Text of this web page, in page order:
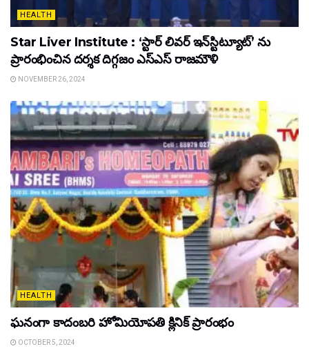
HEALTH
Star Liver Institute : ‘స్టార్ లివర్ ఇన్‌స్టిట్యూట్’ ను
ప్రారంభించిన ద‌ర్శ‌క దిగ్గ‌జం ఎస్ఎస్ రాజ‌మౌళి
NOVEMBER 26, 2024
HEALTH
ఘ‌నంగా కాదంబ‌రి హోమియోపతి క్లినిక్ ప్రారంభం
OCTOBER 5, 2024